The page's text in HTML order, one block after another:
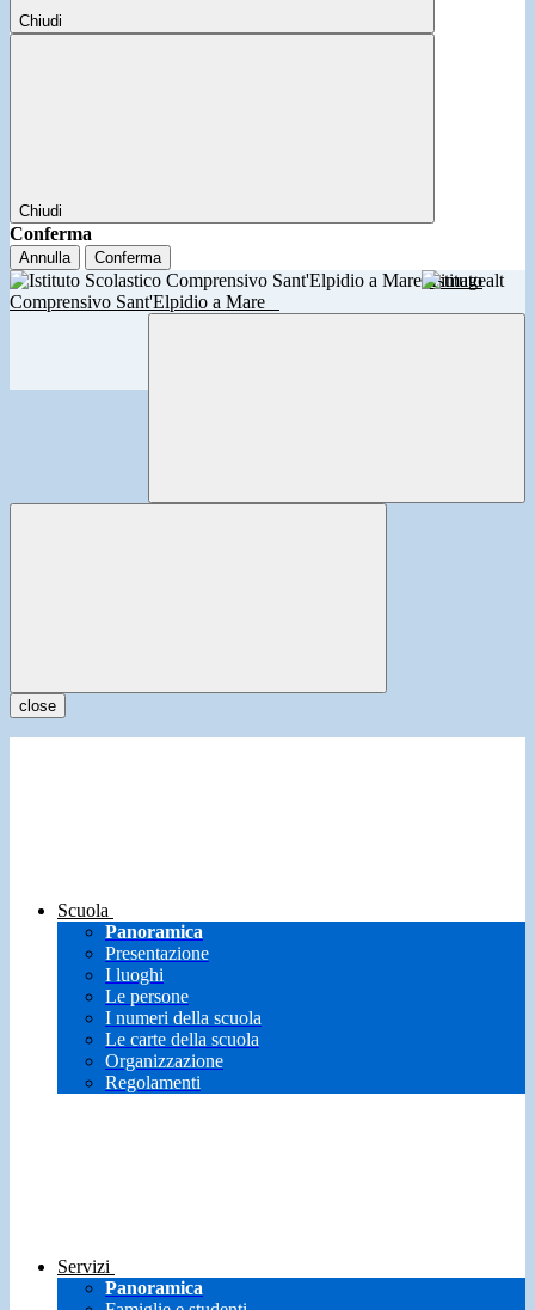
Chiudi
Chiudi
Conferma
Annulla Conferma
Istituto
Comprensivo Sant'Elpidio a Mare
close
Scuola
Panoramica
Presentazione
I luoghi
Le persone
I numeri della scuola
Le carte della scuola
Organizzazione
Regolamenti
Servizi
Panoramica